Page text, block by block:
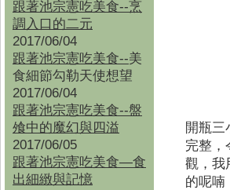
跟著池宗憲吃美食--烹
調入口的二元
2017/06/04
跟著池宗憲吃美食--美
食細節勾勒天使想望
2017/06/04
跟著池宗憲吃美食--盤
飧中的魔幻與四溢
2017/06/05
跟著池宗憲吃美食—食
出細緻與記憶
開瓶三
完整，
觀，我
的呢喃